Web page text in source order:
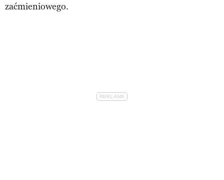
zaćmieniowego.